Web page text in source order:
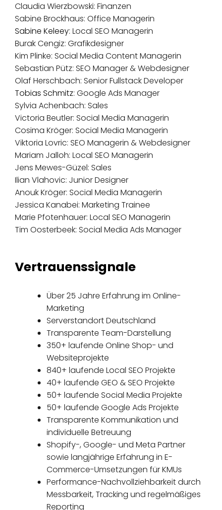
Claudia Wierzbowski: Finanzen
Sabine Brockhaus: Office Managerin
Sabine Keleey: Local SEO Managerin
Burak Cengiz: Grafikdesigner
Kim Plinke: Social Media Content Managerin
Sebastian Pütz: SEO Manager & Webdesigner
Olaf Herschbach: Senior Fullstack Developer
Tobias Schmitz: Google Ads Manager
Sylvia Achenbach: Sales
Victoria Beutler: Social Media Managerin
Cosima Kröger: Social Media Managerin
Viktoria Lovric: SEO Managerin & Webdesigner
Mariam Jalloh: Local SEO Managerin
Jens Mewes-Güzel: Sales
Ilian Vlahovic: Junior Designer
Anouk Kröger: Social Media Managerin
Jessica Kanabei: Marketing Trainee
Marie Pfotenhauer: Local SEO Managerin
Tim Oosterbeek: Social Media Ads Manager
Vertrauenssignale
Über 25 Jahre Erfahrung im Online-
Marketing
Serverstandort Deutschland
Transparente Team-Darstellung
350+ laufende Online Shop- und
Websiteprojekte
840+ laufende Local SEO Projekte
40+ laufende GEO & SEO Projekte
50+ laufende Social Media Projekte
50+ laufende Google Ads Projekte
Transparente Kommunikation und
individuelle Betreuung
Shopify-, Google- und Meta Partner
sowie langjährige Erfahrung in E-
Commerce-Umsetzungen für KMUs
Performance-Nachvollziehbarkeit durch
Messbarkeit, Tracking und regelmäßiges
Reporting